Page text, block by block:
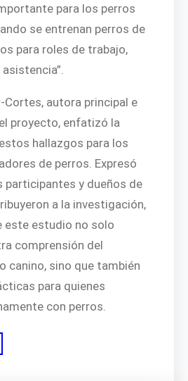
para los perros
se entrenan perros de
para roles de trabajo,
Cortes, autora principal e
proyecto, enfatizó la
hallazgos para los
de perros. Expresó
participantes y dueños de
a la investigación,
este estudio no solo
comprensión del
canino, sino que también
para quienes
con perros.